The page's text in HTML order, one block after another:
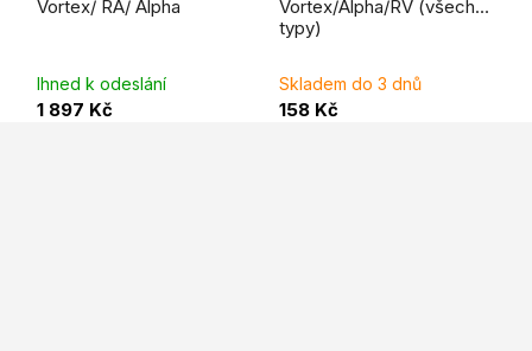
Vortex/ RA/ Alpha
Ihned k odeslání
1 897 Kč
Vortex/Alpha/RV (všechny
typy)
Skladem do 3 dnů
158 Kč